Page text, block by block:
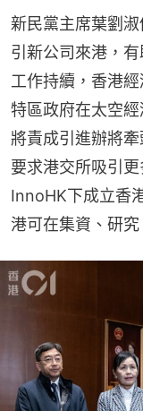
新民黨主席葉劉
引新公司來港，
工作持續，香港
特區政府在太空
將責成引進辦將
要求港交所吸引
InnoHK下成立香
港可在集資、研究